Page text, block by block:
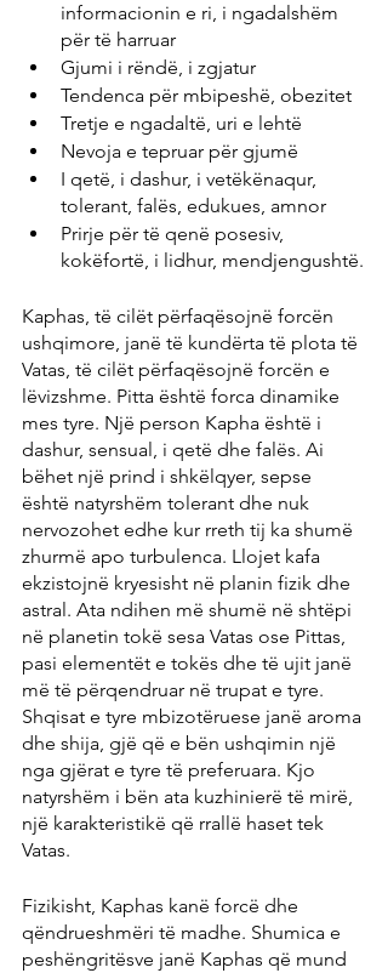
informacionin e ri, i ngadalshëm
për të harruar
Gjumi i rëndë, i zgjatur
Tendenca për mbipeshë, obezitet
Tretje e ngadaltë, uri e lehtë
Nevoja e tepruar për gjumë
I qetë, i dashur, i vetëkënaqur,
tolerant, falës, edukues, amnor
Prirje për të qenë posesiv,
kokëfortë, i lidhur, mendjengushtë.
Kaphas, të cilët përfaqësojnë forcën
ushqimore, janë të kundërta të plota të
Vatas, të cilët përfaqësojnë forcën e
lëvizshme. Pitta është forca dinamike
mes tyre. Një person Kapha është i
dashur, sensual, i qetë dhe falës. Ai
bëhet një prind i shkëlqyer, sepse
është natyrshëm tolerant dhe nuk
nervozohet edhe kur rreth tij ka shumë
zhurmë apo turbulenca. Llojet kafa
ekzistojnë kryesisht në planin fizik dhe
astral. Ata ndihen më shumë në shtëpi
në planetin tokë sesa Vatas ose Pittas,
pasi elementët e tokës dhe të ujit janë
më të përqendruar në trupat e tyre.
Shqisat e tyre mbizotëruese janë aroma
dhe shija, gjë që e bën ushqimin një
nga gjërat e tyre të preferuara. Kjo
natyrshëm i bën ata kuzhinierë të mirë,
një karakteristikë që rrallë haset tek
Vatas.
Fizikisht, Kaphas kanë forcë dhe
qëndrueshmëri të madhe. Shumica e
peshëngritësve janë Kaphas që mund